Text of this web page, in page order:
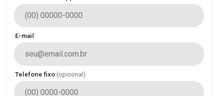
E-mail
Telefone fixo (opcional)